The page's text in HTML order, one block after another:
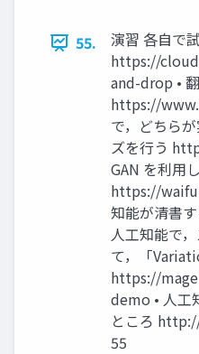
55.
演習 各自で
https://
and-drop •
https://
で，どちら
ズを行う
GAN を利用
https://
知能が清書
人工知能で
て，「
https://
demo • 人工
ところ
55